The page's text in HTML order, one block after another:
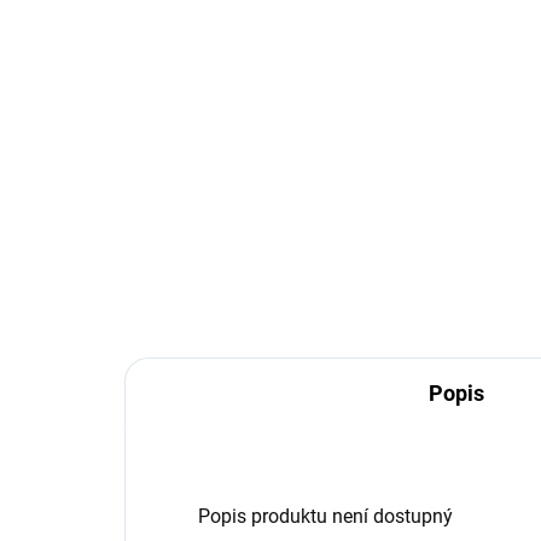
Popis
Popis produktu není dostupný